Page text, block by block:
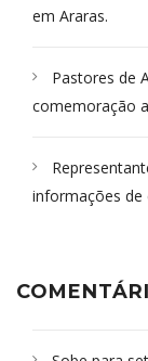
em Araras.
Pastores de
comemoração
informações de